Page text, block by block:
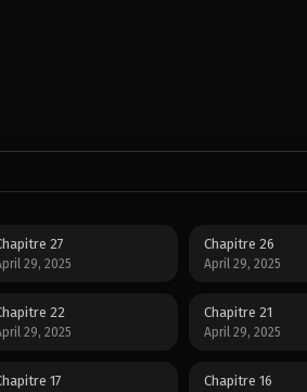
27
29, 2025
Chapitre 26
April 29, 2025
22
29, 2025
Chapitre 21
April 29, 2025
17 Chapitre 16